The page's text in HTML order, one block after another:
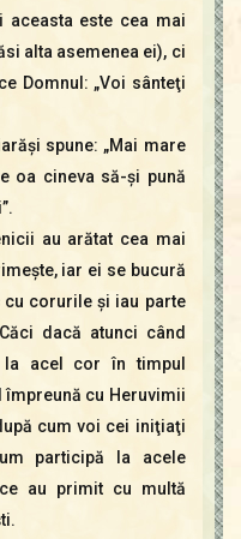
aceasta este cea mai
alta asemenea ei), ci
Domnul: „Voi sânteţi
spune: „Mai mare
oa cineva să-şi pună
au arătat cea mai
iar ei se bucură
cu corurile şi iau parte
dacă atunci când
la acel cor în timpul
cu Heruvimii
cum voi cei iniţiaţi
participă la acele
au primit cu multă